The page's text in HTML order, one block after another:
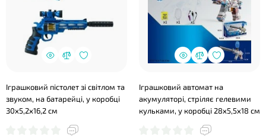
Іграшковий пістолет зі світлом та
звуком, на батарейці, у коробці
30х5,2х16,2 см
Іграшковий автомат на
акумуляторі, стріляє гелевими
кульками, у коробці 28х5,5х18 см